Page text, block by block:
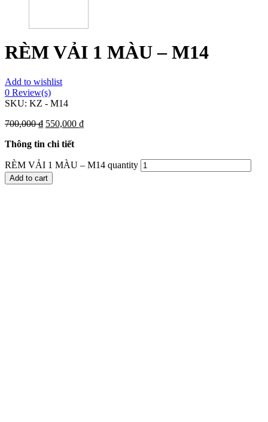
RÈM VẢI 1 MÀU – M14
Add to wishlist
0 Review(s)
SKU: KZ - M14
700,000₫ 550,000 ₫
Thông tin chi tiết
RÈM VẢI 1 MÀU – M14 quantity
Add to cart